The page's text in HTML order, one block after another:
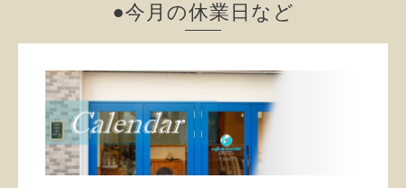
●今月の休業日など